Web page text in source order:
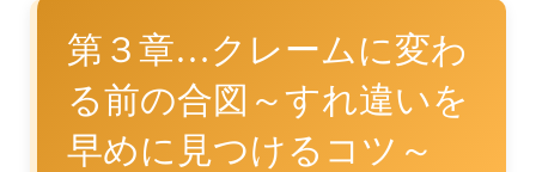
第３章…クレームに変わ
る前の合図～すれ違いを
早めに見つけるコツ～